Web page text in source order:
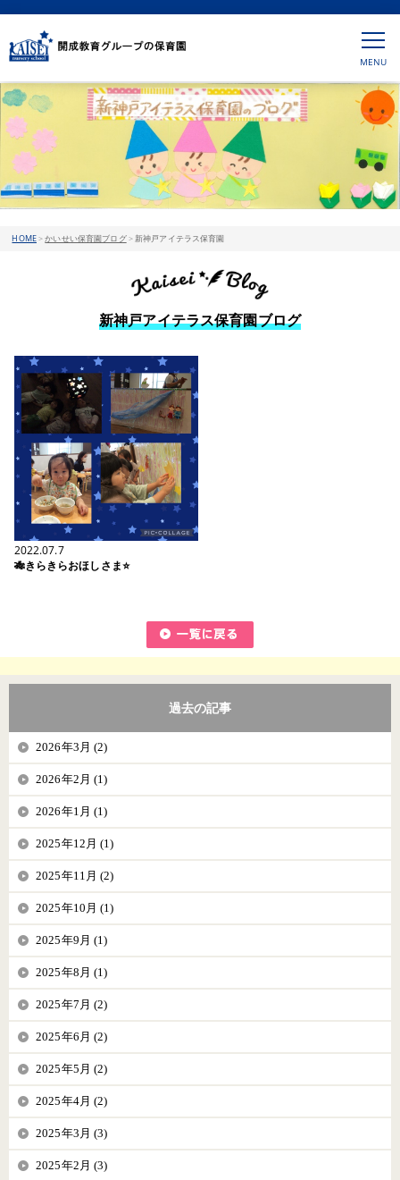
HOME>かいせい保育園ブログ>新神戸アイテラス保育園
新神戸アイテラス保育園ブログ
2022.07.7
🎋きらきらおほしさま⭐️
過去の記事
2026年3月 (2)
2026年2月 (1)
2026年1月 (1)
2025年12月 (1)
2025年11月 (2)
2025年10月 (1)
2025年9月 (1)
2025年8月 (1)
2025年7月 (2)
2025年6月 (2)
2025年5月 (2)
2025年4月 (2)
2025年3月 (3)
2025年2月 (3)